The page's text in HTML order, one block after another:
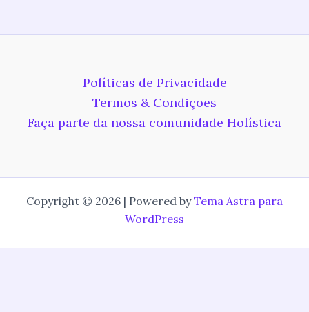
Políticas de Privacidade
Termos & Condições
Faça parte da nossa comunidade Holística
Copyright © 2026 | Powered byTema Astra para
WordPress